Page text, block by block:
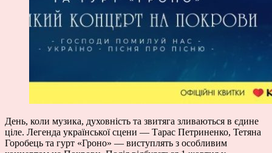
День, коли музика, духовність та звитяга зливаються в єдине
ціле. Легенда української сцени — Тарас Петриненко, Тетяна
Горобець та гурт «Гроно» — виступлять з особливим